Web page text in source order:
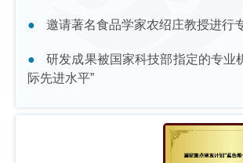
邀请著名食品学家农绍庄教授进行
研发成果被国家科技部指定的专业
际先进水平”